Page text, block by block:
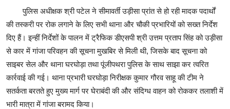
पुलिस अधीक्षक श्री पटेल ने सीमावर्ती उड़ीसा प्रांत से हो रही मादक पदार्थों
की तस्करी पर रोक लगाने के लिए सभी थाना और चौकी प्रभारियों को सख्त निर्देश
दिए हैं। इन्हीं निर्देशों के पालन में ट्रैफिक डीएसपी श्री उत्तम प्रताप सिंह को उड़ीसा
से कार में गांजा परिवहन की सूचना मुखबिर से मिली थी, जिसके बाद सूचना को
साइबर सेल और थाना घरघोड़ा तथा पूंजीपथरा पुलिस के साथ साझा कर त्वरित
कार्रवाई की गई। थाना प्रभारी घरघोड़ा निरीक्षक कुमार गौरव साहू की टीम ने
सतर्कता बरतते हुए मुख्य मार्ग पर घेराबंदी की और संदिग्ध वाहन को रोककर तलाशी में
भारी मात्रा में गांजा बरामद किया।